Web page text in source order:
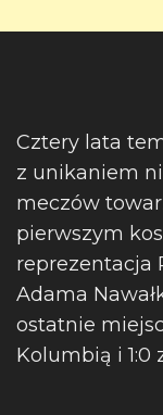
Cztery lata
z unikaniem
meczów
pierwszym
reprezentacja
Adama
ostatnie
Kolumbią i 1:0